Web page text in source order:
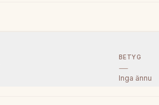
BETYG
—
Inga ännu